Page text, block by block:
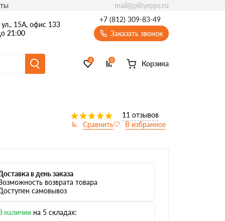
15А, офис 133
21:00
+7 (812) 309-83-49
Заказать звонок
0 0 Корзина
mail@plityepps.ru
11 отзывов
в день заказа
возврата товара
самовывоз
наличиина 5 складах: